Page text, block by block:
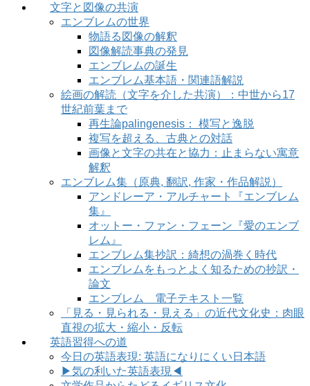
文字と図像の共演
エンブレムの世界
物語る図像の解釈
図像解読事典の発見
エンブレムの誕生
エンブレム基本語・関連語解説
絵画の解読（文字を介した共演）：中世から17
世紀前葉まで
再生論palingenesis： 模写と逸脱
複写を超える、古典との対話
画像と文字の共在と協力：止まらない寓意
解釈
エンブレム集（原典, 翻訳, 作家・作品解説）
アンドレーア・アルチャート『エンブレム
集』
オットー・ファン・フェーン『愛のエンブ
レム』
エンブレム集抄訳：綺想の渦巻く時代
エンブレムをもっとよく知るための抄訳・
論文
エンブレム 電子テキスト一覧
「見る・見られる・見える」の近代文化史：肉眼
直視の拡大・縮小・反転
英語習得への道
今日の英語表現: 英語になりにくい日本語
▶気の利いた英語表現◀